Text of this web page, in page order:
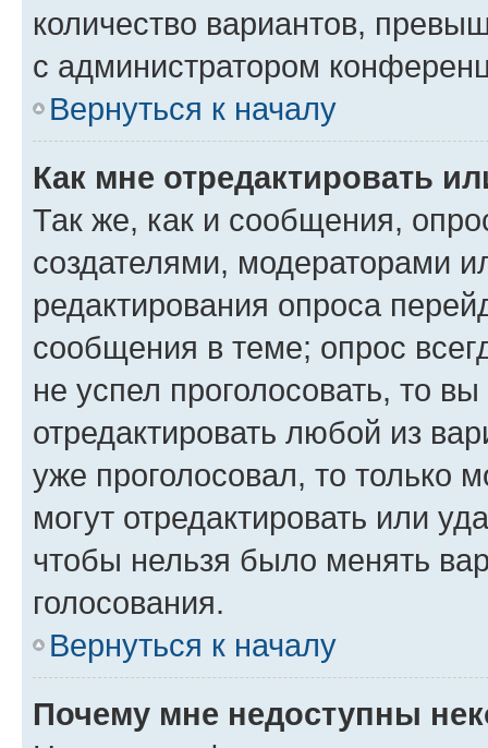
количество вариантов,
с администратором
Вернуться к началу
Как мне отредактировать
Так же, как и сообщения,
создателями, модераторами
редактирования опроса
сообщения в теме; опрос
не успел проголосовать, то
отредактировать любой из
уже проголосовал, то только
могут отредактировать или
чтобы нельзя было менять
голосования.
Вернуться к началу
Почему мне недоступны